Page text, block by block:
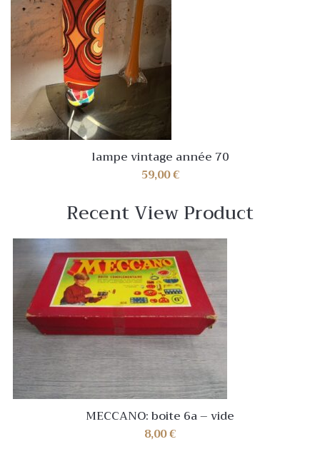
lampe vintage année 70
59,00€
Recent View Product
MECCANO: boite 6a – vide
8,00€